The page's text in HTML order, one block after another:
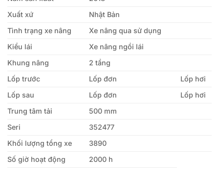
Xuất xứ
Nhật Bản
Tình trạng xe nâng
Xe nâng qua sử dụng
Kiểu lái
Xe nâng ngồi lái
Khung nâng
2 tầng
Lốp trước
Lốp đơn
Lốp hơi
Lốp sau
Lốp đơn
Lốp hơi
Trung tâm tải
500 mm
Seri
352477
Khối lượng tổng xe
3890
Số giờ hoạt động
2000 h